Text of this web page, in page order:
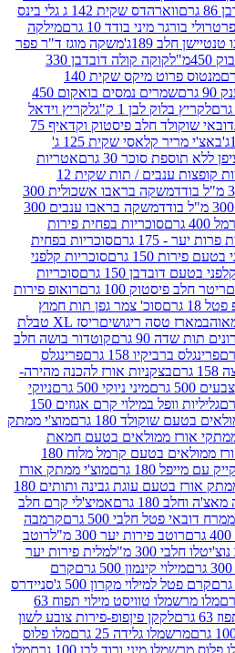
ווארהדס שקית 142 ג גלי בינס
בודד 10 גרם
מילקה
משקה מוגז ד"ר פפר
קוקה קולה דובדבן 330
מנטוס פרוט מיקס שקית 140
שמרים נמסים בואקום 450
לבן 1 ק"ג
לקריץ וידאל
דובאי שוקולד חלב פיסטוק וקדאיף 75
באצ'י מריר קלאסי שקית 125 ג'
30 גרם
אטריות
צמר גפן עם סוכריות קופצות ענבים / תות שקית 12
משקה בראבו אשכולית 300
משקה בראבו ענבים 300
סוכריות בפחית פירות
סוכריות בפחית
סוכריות קלפני
150 גרם
סוכריות
100 גרם
רואופ פירות
סוכ' צמר גפן תות חמוץ
ריגושים
ריסז XL טבלת
גרם
קוטדור בושה חלב
158 גרם
פרינגלס
אורז להכנה מהירה-
מיני ניוקי 500 גרם
ניוקי
גליליות וופל במילוי קרם אגוזים 150
180 גרם
מוצ'י ממתק
ממולאים בטעם חמאת
מוצ'י ממתקי אורז ממולאים בטעם קרמל מלוח 180
מוצ'י ממתק אורז
מוצ'י ממתק אורז בטעם עוגת גבינה ותותים 180
אמיצ'לי קרם חלב
חלבי 500 גרם
קרמבה
פירות יער 300 מ"ל
רוטב
מלית פירות יער
קינמון 500 גרם
קרם
מקרון 500 ג'
סניידרס
מלו מרשמלו טוויסט מילוי תפוח 63
פיןפופ-פירות צובע לשון
גלידה 25 גרם
מלו פלוס
ורוד לבן 100 גרם
מלו